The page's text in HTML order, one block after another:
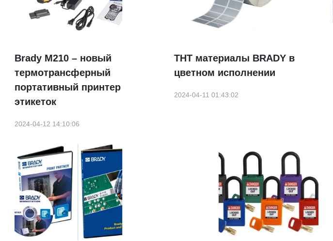
Brady М210 – новый
термотрансферный
портативный принтер
этикеток
2024-04-12 14:10:06
THT материалы BRADY в
цветном исполнении
2024-04-11 01:43:02